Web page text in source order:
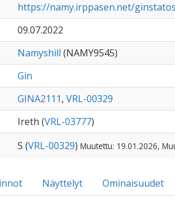
https://namy.irppasen.net/
09.07.2022
Namyshill (NAMY9545)
Gin
GINA2111, VRL-00329
Ireth (VRL-03777)
S (VRL-00329) Muutettu: 19.01.2026,
Näyttelyt Ominaisuudet